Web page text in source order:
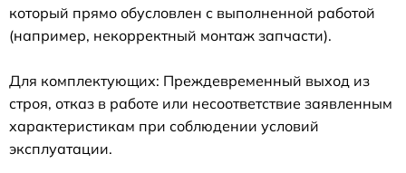
который прямо обусловлен с выполненной работой
(например, некорректный монтаж запчасти).
Для комплектующих: Преждевременный выход из
строя, отказ в работе или несоответствие заявленным
характеристикам при соблюдении условий
эксплуатации.